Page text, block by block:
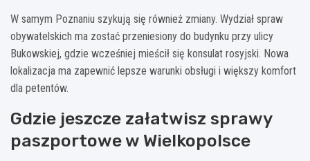
W samym Poznaniu szykują się również zmiany. Wydział spraw
obywatelskich ma zostać przeniesiony do budynku przy ulicy
Bukowskiej, gdzie wcześniej mieścił się konsulat rosyjski. Nowa
lokalizacja ma zapewnić lepsze warunki obsługi i większy komfort
dla petentów.
Gdzie jeszcze załatwisz sprawy
paszportowe w Wielkopolsce